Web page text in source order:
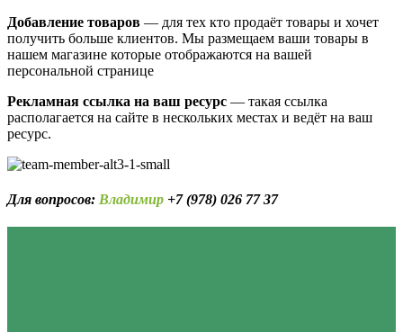
Добавление товаров — для тех кто продаёт товары и хочет
получить больше клиентов. Мы размещаем ваши товары в
нашем магазине которые отображаются на вашей
персональной странице
Рекламная ссылка на ваш ресурс — такая ссылка
располагается на сайте в нескольких местах и ведёт на ваш
ресурс.
Для вопросов: Владимир +7 (978) 026 77 37